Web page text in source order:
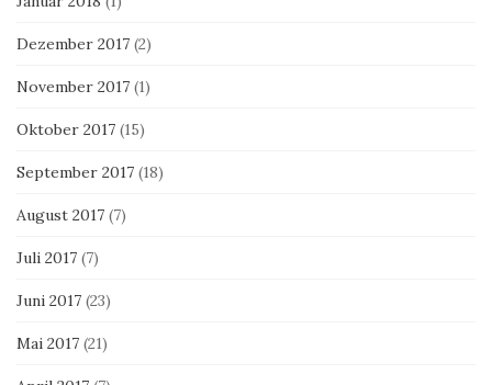
Dezember 2017 (2)
November 2017 (1)
Oktober 2017 (15)
September 2017 (18)
August 2017 (7)
Juli 2017 (7)
Juni 2017 (23)
Mai 2017 (21)